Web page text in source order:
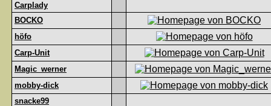
Carplady
BOCKO
höfo
Carp-Unit
Magic_werner
mobby-dick
snacke99